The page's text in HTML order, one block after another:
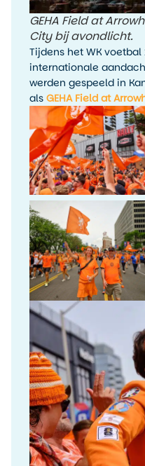
GEHA Field at
City bij avondlicht.
Tijdens het WK
internationale
werden gespeeld in
als GEHA Field at
toernooi waren er
evenementen in de